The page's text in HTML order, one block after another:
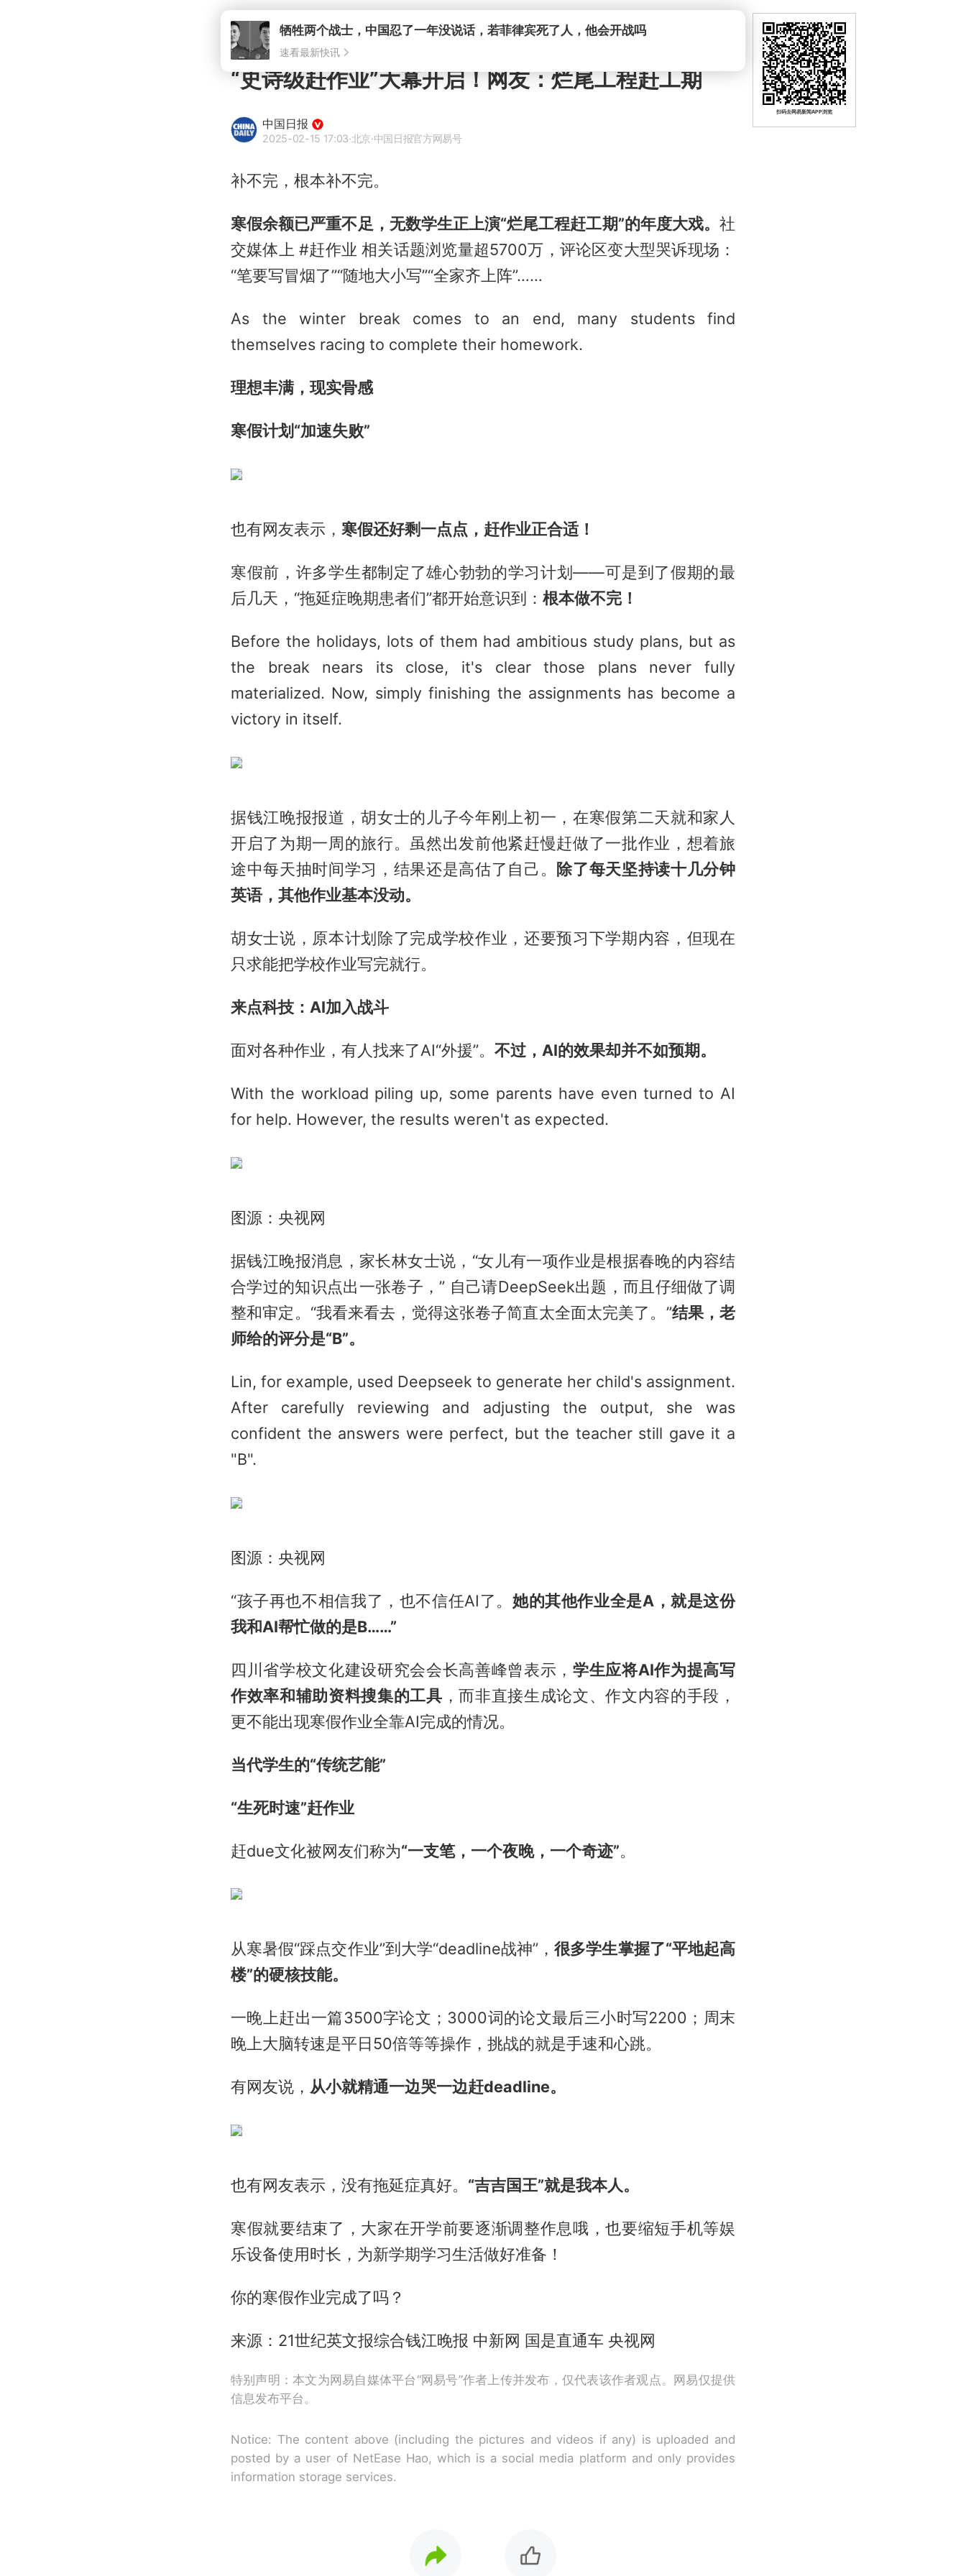
牺牲两个战士，中国忍了一年没说话，若菲律宾死了人，他会开战吗
速看最新快讯
“史诗级赶作业”大幕开启！网友：烂尾工程赶工期
中国日报
2025-02-15 17:03·北京·中国日报官方网易号
补不完，根本补不完。
寒假余额已严重不足，无数学生正上演“烂尾工程赶工期”的年度大戏。 社
交媒体上 #赶作业 相关话题浏览量超5700万，评论区变大型哭诉现场：
“笔要写冒烟了”“随地大小写”“全家齐上阵”……
As the winter break comes to an end, many students find
themselves racing to complete their homework.
理想丰满，现实骨感
寒假计划“加速失败”
也有网友表示， 寒假还好剩一点点，赶作业正合适！
寒假前，许多学生都制定了雄心勃勃的学习计划——可是到了假期的最
后几天，“拖延症晚期患者们”都开始意识到： 根本做不完！
Before the holidays, lots of them had ambitious study plans, but as
the break nears its close, it's clear those plans never fully
materialized. Now, simply finishing the assignments has become a
victory in itself.
据钱江晚报报道，胡女士的儿子今年刚上初一，在寒假第二天就和家人
开启了为期一周的旅行。虽然出发前他紧赶慢赶做了一批作业，想着旅
途中每天抽时间学习，结果还是高估了自己。 除了每天坚持读十几分钟
英语，其他作业基本没动。
胡女士说，原本计划除了完成学校作业，还要预习下学期内容，但现在
只求能把学校作业写完就行。
来点科技：AI加入战斗
面对各种作业，有人找来了AI“外援”。 不过，AI的效果却并不如预期。
With the workload piling up, some parents have even turned to AI
for help. However, the results weren't as expected.
图源：央视网
据钱江晚报消息，家长林女士说，“女儿有一项作业是根据春晚的内容结
合学过的知识点出一张卷子，” 自己请DeepSeek出题，而且仔细做了调
整和审定。“我看来看去，觉得这张卷子简直太全面太完美了。”结果，老
师给的评分是“B”。
Lin, for example, used Deepseek to generate her child's assignment.
After carefully reviewing and adjusting the output, she was
confident the answers were perfect, but the teacher still gave it a
"B".
图源：央视网
“孩子再也不相信我了，也不信任AI了。她的其他作业全是A，就是这份
我和AI帮忙做的是B……”
四川省学校文化建设研究会会长高善峰曾表示， 学生应将AI作为提高写
作效率和辅助资料搜集的工具 ，而非直接生成论文、作文内容的手段，
更不能出现寒假作业全靠AI完成的情况。
当代学生的“传统艺能”
“生死时速”赶作业
赶due文化被网友们称为“一支笔，一个夜晚，一个奇迹”。
从寒暑假“踩点交作业”到大学“deadline战神”，很多学生掌握了“平地起高
楼”的硬核技能。
一晚上赶出一篇3500字论文；3000词的论文最后三小时写2200；周末
晚上大脑转速是平日50倍等等操作，挑战的就是手速和心跳。
有网友说， 从小就精通一边哭一边赶deadline。
也有网友表示，没有拖延症真好。 “吉吉国王”就是我本人。
寒假就要结束了，大家在开学前要逐渐调整作息哦，也要缩短手机等娱
乐设备使用时长，为新学期学习生活做好准备！
你的寒假作业完成了吗？
来源：21世纪英文报综合钱江晚报 中新网 国是直通车 央视网
特别声明：本文为网易自媒体平台“网易号”作者上传并发布，仅代表该作者观点。网易仅提供
信息发布平台。
Notice: The content above (including the pictures and videos if any) is uploaded and
posted by a user of NetEase Hao, which is a social media platform and only provides
information storage services.
扫码去网易新闻APP浏览